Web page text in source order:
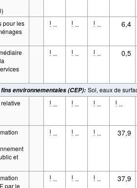
pour les
l .. l .. l .. 6,4
l .. l .. l .. 0,5
environnementales (CEP): Sol, eaux de
l .. l .. l .. l ..
et
l .. l .. l .. 37,9
par le
l .. l .. l .. 37,9